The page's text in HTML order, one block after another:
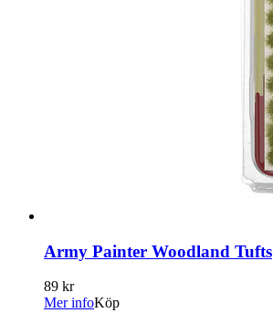
Army Painter Woodland Tufts
89 kr
Mer infoKöp